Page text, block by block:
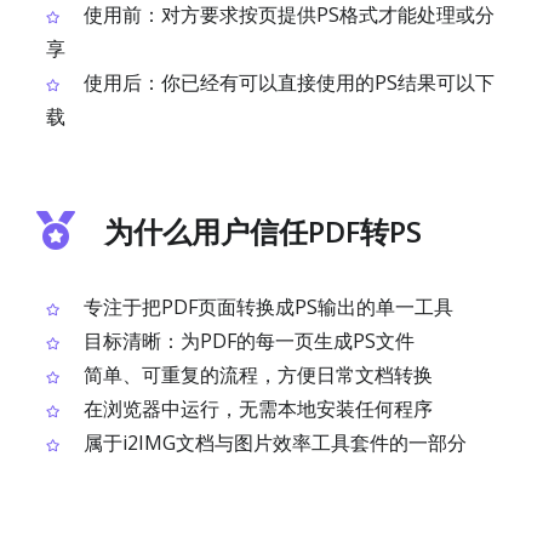
使用前：对方要求按页提供PS格式才能处理或分
享
使用后：你已经有可以直接使用的PS结果可以下
载
为什么用户信任PDF转PS
专注于把PDF页面转换成PS输出的单一工具
目标清晰：为PDF的每一页生成PS文件
简单、可重复的流程，方便日常文档转换
在浏览器中运行，无需本地安装任何程序
属于i2IMG文档与图片效率工具套件的一部分